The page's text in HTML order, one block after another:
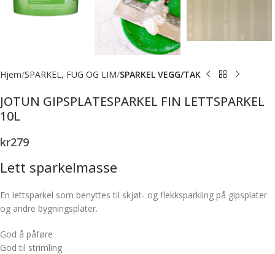
Hjem SPARKEL, FUG OG LIM SPARKEL VEGG/TAK
JOTUN GIPSPLATESPARKEL FIN LETTSPARKEL
10L
kr279
Lett sparkelmasse
En lettsparkel som benyttes til skjøt- og flekksparkling på gipsplater
og andre bygningsplater.
God å påføre
God til strimling